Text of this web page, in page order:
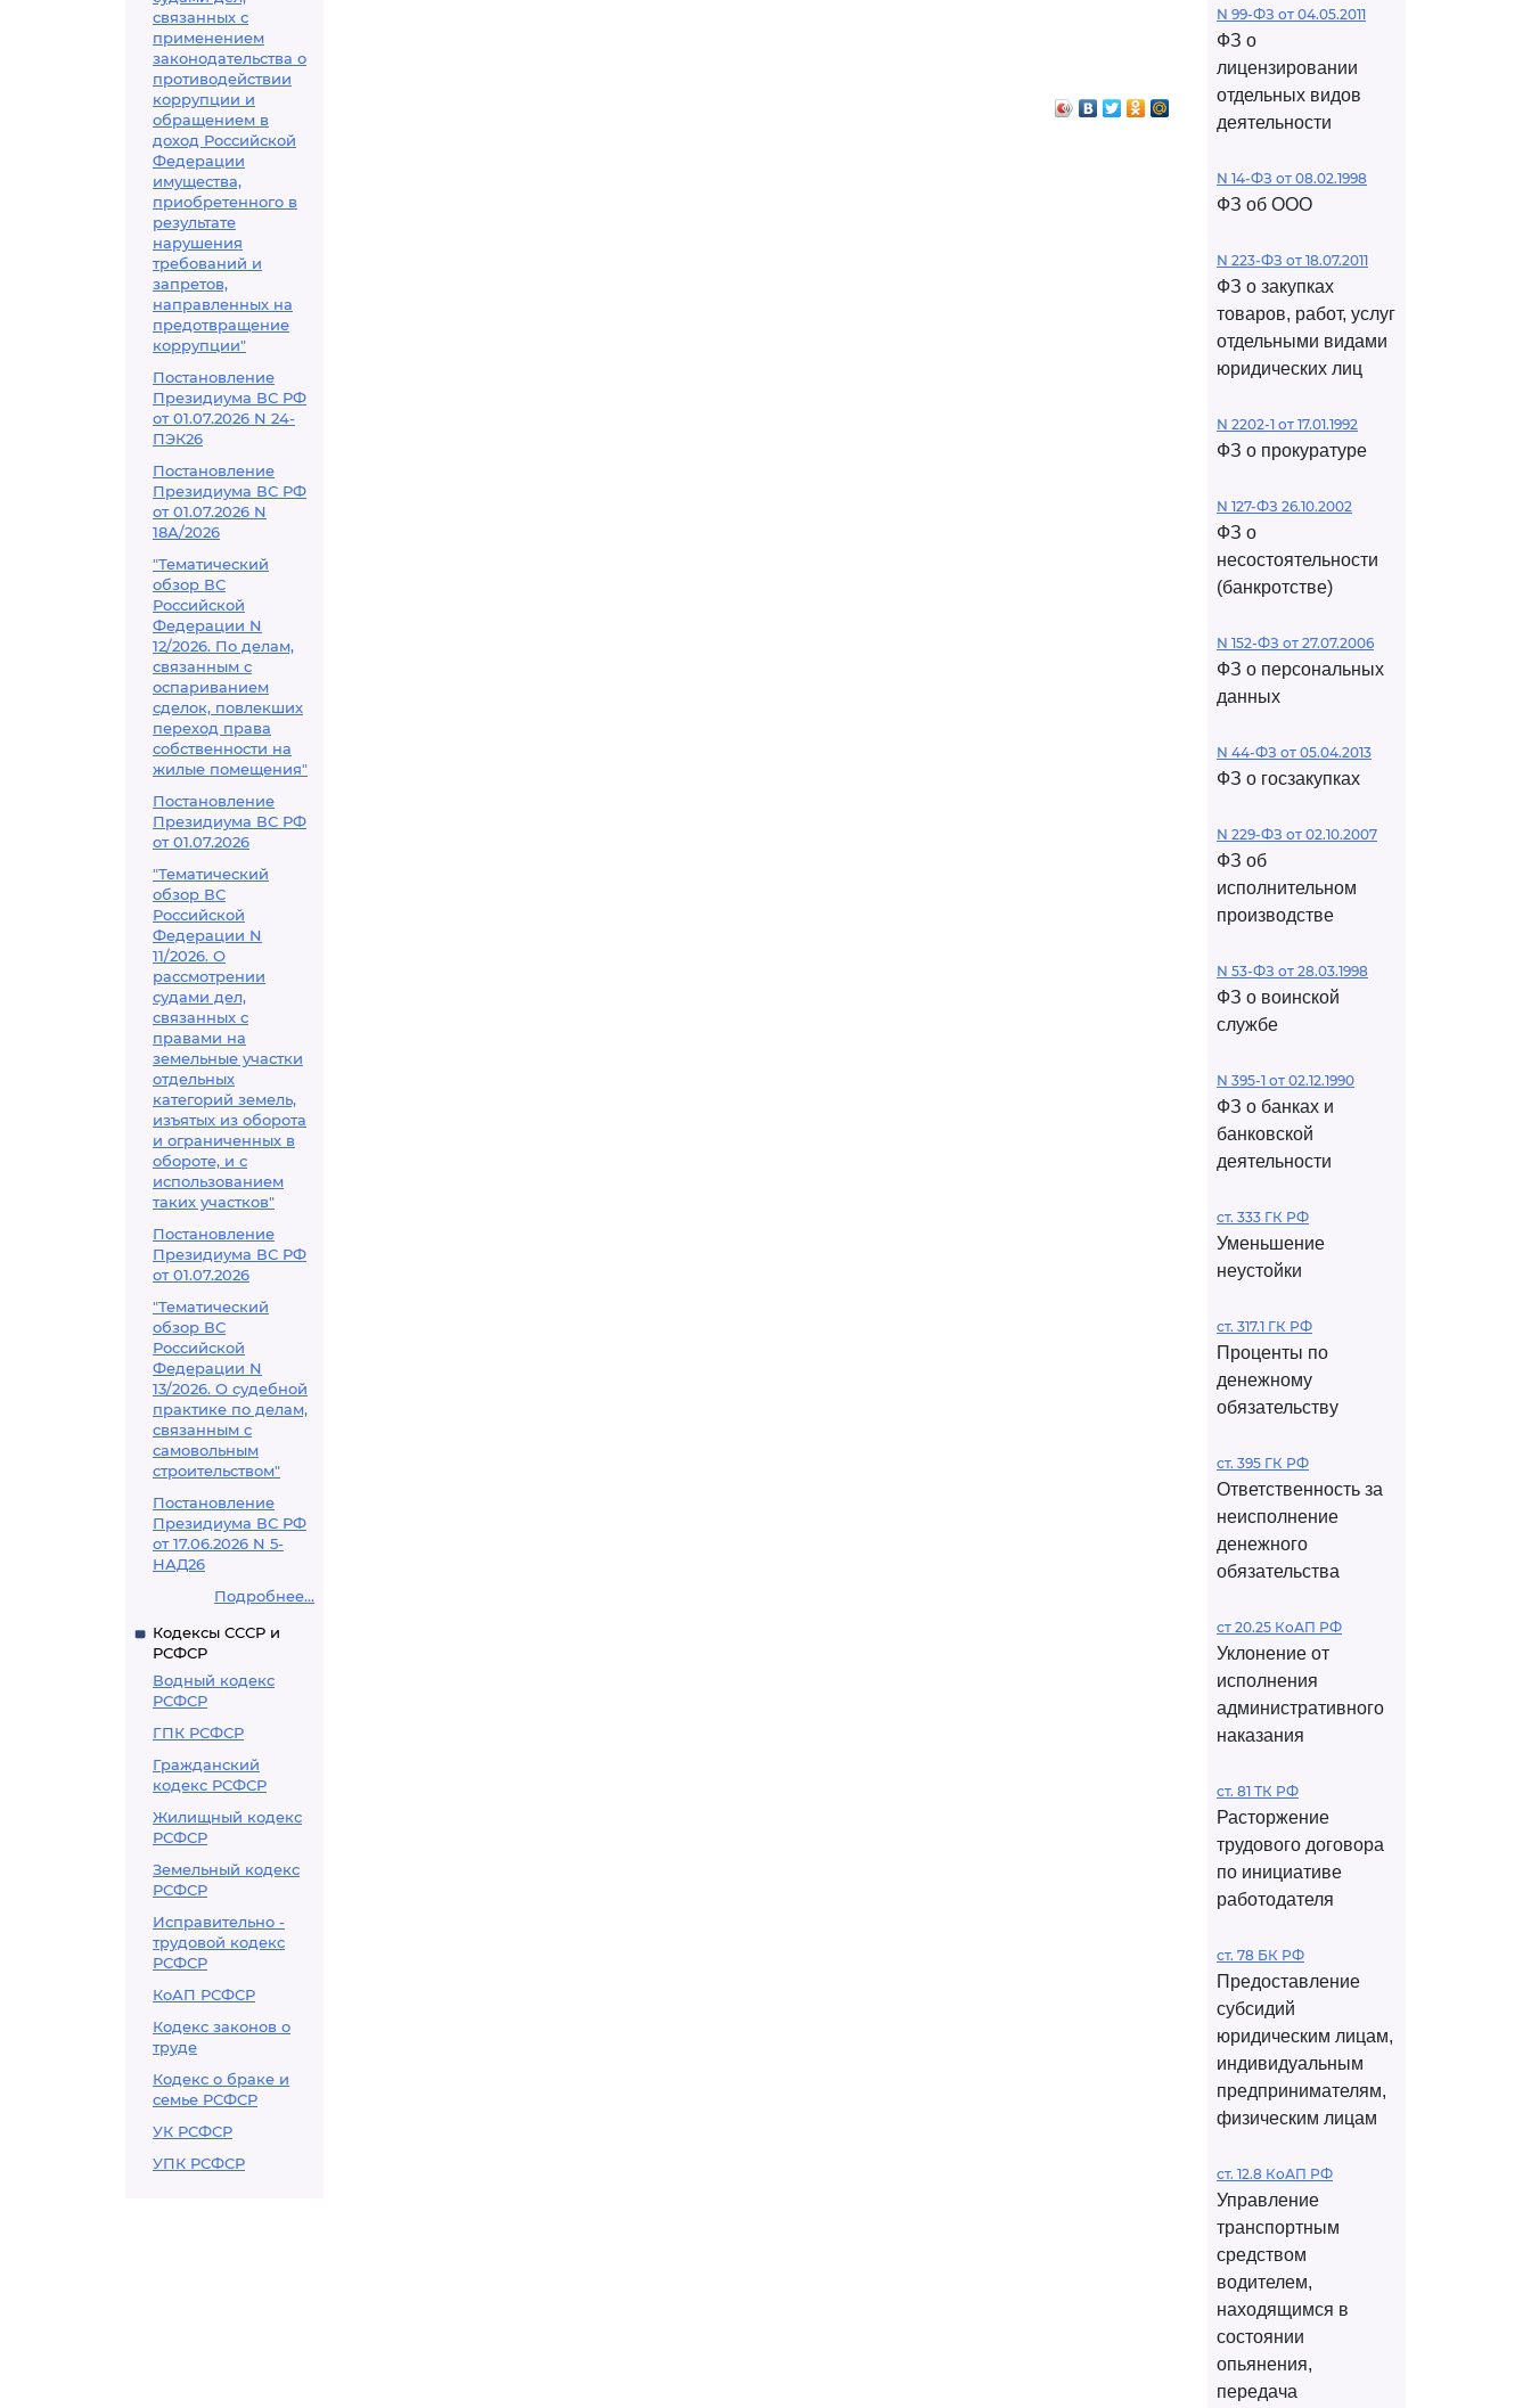
связанных с
применением
законодательства о
противодействии
коррупции и
обращением в
доход Российской
Федерации
имущества,
приобретенного в
результате
нарушения
требований и
запретов,
направленных на
предотвращение
коррупции"
Постановление
Президиума ВС РФ
от 01.07.2026 N 24-
ПЭК26
Постановление
Президиума ВС РФ
от 01.07.2026 N
18А/2026
"Тематический
обзор ВС
Российской
Федерации N
12/2026. По делам,
связанным с
оспариванием
сделок, повлекших
переход права
собственности на
жилые помещения"
Постановление
Президиума ВС РФ
от 01.07.2026
"Тематический
обзор ВС
Российской
Федерации N
11/2026. О
рассмотрении
судами дел,
связанных с
правами на
земельные участки
отдельных
категорий земель,
изъятых из оборота
и ограниченных в
обороте, и с
использованием
таких участков"
Постановление
Президиума ВС РФ
от 01.07.2026
"Тематический
обзор ВС
Российской
Федерации N
13/2026. О судебной
практике по делам,
связанным с
самовольным
строительством"
Постановление
Президиума ВС РФ
от 17.06.2026 N 5-
НАД26
Подробнее...
Кодексы СССР и
РСФСР
Водный кодекс
РСФСР
ГПК РСФСР
Гражданский
кодекс РСФСР
Жилищный кодекс
РСФСР
Земельный кодекс
РСФСР
Исправительно -
трудовой кодекс
РСФСР
КоАП РСФСР
Кодекс законов о
труде
Кодекс о браке и
семье РСФСР
УК РСФСР
УПК РСФСР
N 99-ФЗ от 04.05.2011
ФЗ о
лицензировании
отдельных видов
деятельности
N 14-ФЗ от 08.02.1998
ФЗ об ООО
N 223-ФЗ от 18.07.2011
ФЗ о закупках
товаров, работ, услуг
отдельными видами
юридических лиц
N 2202-1 от 17.01.1992
ФЗ о прокуратуре
N 127-ФЗ 26.10.2002
ФЗ о
несостоятельности
(банкротстве)
N 152-ФЗ от 27.07.2006
ФЗ о персональных
данных
N 44-ФЗ от 05.04.2013
ФЗ о госзакупках
N 229-ФЗ от 02.10.2007
ФЗ об
исполнительном
производстве
N 53-ФЗ от 28.03.1998
ФЗ о воинской
службе
N 395-1 от 02.12.1990
ФЗ о банках и
банковской
деятельности
ст. 333 ГК РФ
Уменьшение
неустойки
ст. 317.1 ГК РФ
Проценты по
денежному
обязательству
ст. 395 ГК РФ
Ответственность за
неисполнение
денежного
обязательства
ст 20.25 КоАП РФ
Уклонение от
исполнения
административного
наказания
ст. 81 ТК РФ
Расторжение
трудового договора
по инициативе
работодателя
ст. 78 БК РФ
Предоставление
субсидий
юридическим лицам,
индивидуальным
предпринимателям,
физическим лицам
ст. 12.8 КоАП РФ
Управление
транспортным
средством
водителем,
находящимся в
состоянии
опьянения,
передача